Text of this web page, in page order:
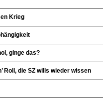
Krieg
ginge das?
Roll, die SZ wills wieder wissen